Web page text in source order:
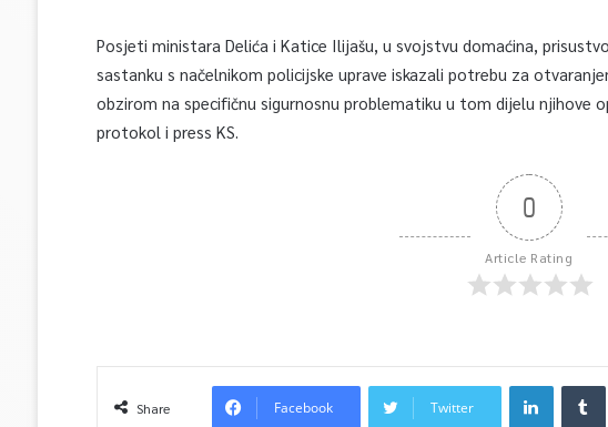
Posjeti ministara Delića i Katice Ilijašu, u svojstvu domaćina,
sastanku s načelnikom policijske uprave iskazali potrebu za
obzirom na specifičnu sigurnosnu problematiku u tom dijelu njihove
protokol i press KS.
0
Article Rating
Share Facebook Twitter